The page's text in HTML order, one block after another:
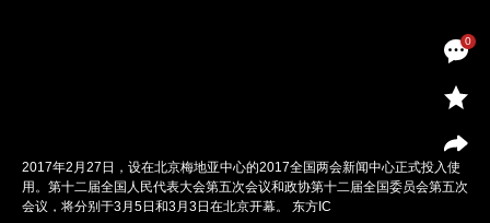
0
2017年2月27日，设在北京梅地亚中心的2017全国两会新闻中心正式投入使
用。第十二届全国人民代表大会第五次会议和政协第十二届全国委员会第五次
会议，将分别于3月5日和3月3日在北京开幕。 东方IC